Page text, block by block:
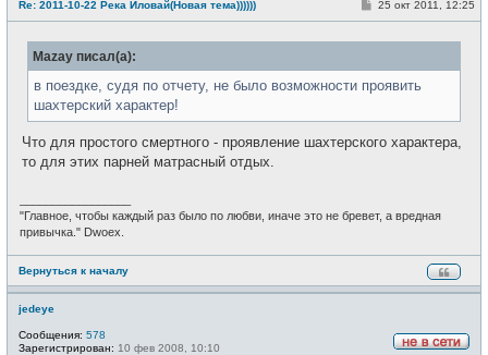
в
с
Re: 2011-10-22 Река Иловай(Новая тема))))))
С
б
е
н
25 окт 2011, 12:25
Mazay писал(а):
в поездке, судя по отчету, не было возможности проявить
шахтерский характер!
Что для простого смертного - проявление шахтерского характера,
то для этих парней матрасный отдых.
"Главное, чтобы каждый раз было по любви, иначе это не бревет, а вредная
привычка." Dwoex.
Вернуться к началу
jedeye
Сообщения: 578
Зарегистрирован: 10 фев 2008, 10:10